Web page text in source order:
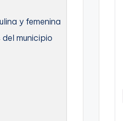
y femenina
municipio